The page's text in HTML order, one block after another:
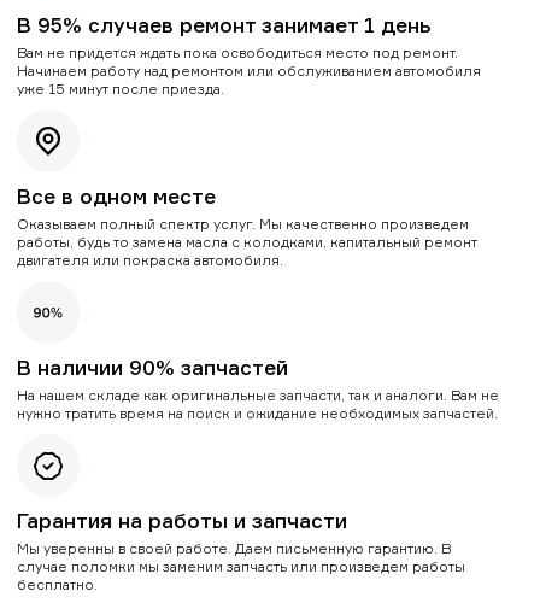
В 95% случаев ремонт занимает 1 день
Вам не придется ждать пока освободиться место под ремонт.
Начинаем работу над ремонтом или обслуживанием автомобиля
уже 15 минут после приезда.
Все в одном месте
Оказываем полный спектр услуг. Мы качественно произведем
работы, будь то замена масла с колодками, капитальный ремонт
двигателя или покраска автомобиля.
В наличии 90% запчастей
На нашем складе как оригинальные запчасти, так и аналоги. Вам не
нужно тратить время на поиск и ожидание необходимых запчастей.
Гарантия на работы и запчасти
Мы уверенны в своей работе. Даем письменную гарантию. В
случае поломки мы заменим запчасть или произведем работы
бесплатно.